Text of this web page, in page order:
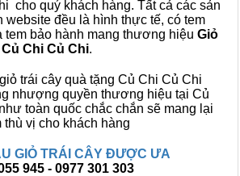
cho quý khách hàng. Tất cả các sản
website đều là hình thực tế, có tem
tem bảo hành mang thương hiệu Giỏ
Chi Củ Chi.
trái cây quà tặng Củ Chi Củ Chi
nhượng quyền thương hiệu tại Củ
toàn quốc chắc chắn sẽ mang lại
vị cho khách hàng
GIỎ TRÁI CÂY ĐƯỢC ƯA
945 - 0977 301 303